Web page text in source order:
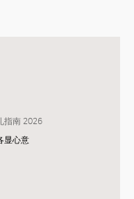
指南 2026
显心意